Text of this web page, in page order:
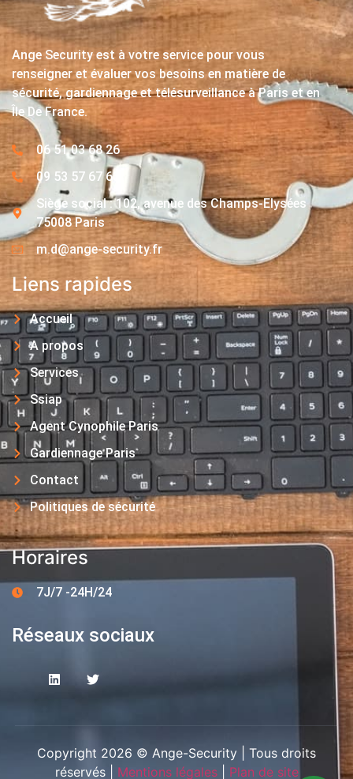
Ange Security est à votre service pour vous
renseigner et évaluer vos besoins en matière de
sécurité, gardiennage et télésurveillance à Paris et en
Île De France.
06 51 03 68 26
09 53 57 67 63
Siège social : 102, avenue des Champs-Elysées
75008 Paris
m.d@ange-security.fr
Liens rapides
Accueil
A propos
Services
Ssiap
Agent Cynophile Paris
Gardiennage Paris
Contact
Politiques de sécurité
Horaires
7J/7 -24H/24
Réseaux sociaux
Copyright 2026 © Ange-Security | Tous droits
réservés | Mentions légales| Plan de site